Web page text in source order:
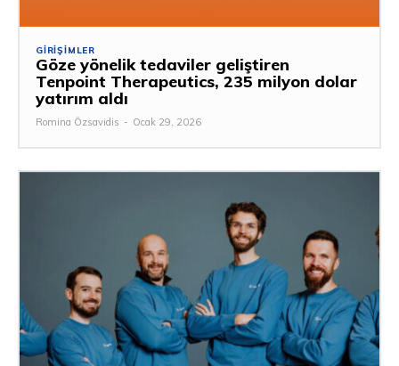
GIRIŞIMLER
Göze yönelik tedaviler geliştiren
Tenpoint Therapeutics, 235 milyon dolar
yatırım aldı
Romina Özsavidis - Ocak 29, 2026